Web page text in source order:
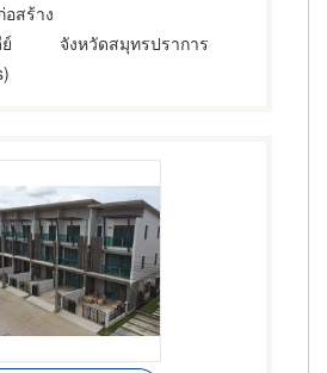
อสร้าง
จังหวัดสมุทรปราการ